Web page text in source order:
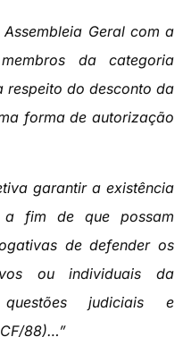
Geral com a
da categoria
respeito do desconto da
forma de autorização
garantir a existência
a fim de que possam
de defender os
ou individuais da
judiciais e
88)…”